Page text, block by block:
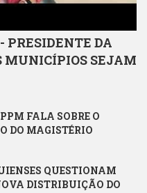
PRESIDENTE DA
MUNICÍPIOS SEJAM
FALA SOBRE O
DO MAGISTÉRIO
QUESTIONAM
DISTRIBUIÇÃO DO